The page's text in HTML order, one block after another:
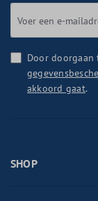
Door doorgaan
akkoord gaat.
SHOP